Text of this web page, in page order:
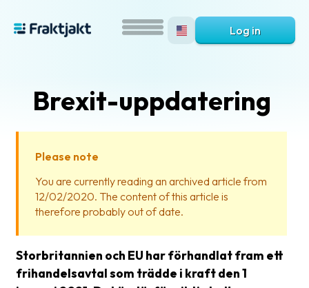
What
Help?
Log in
Brexit-uppdatering
Please note
You are currently reading an archived article from
12/02/2020. The content of this article is
therefore probably out of date.
Storbritannien och EU har förhandlat fram ett
frihandelsavtal som trädde i kraft den 1